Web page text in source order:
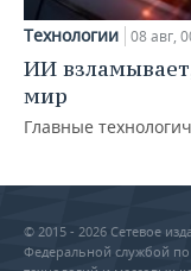
Технологии 08 авг,
ИИ
мир
Главные
© 2015 - 2026 Сетевое
Федеральной службой